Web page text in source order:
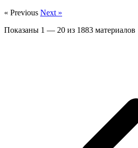
« Previous Next »
Показаны 1 — 20 из 1883 материалов